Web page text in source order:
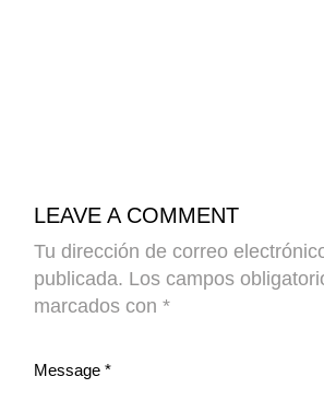
LEAVE A COMMENT
Tu dirección de correo
publicada. Los campos
marcados con*